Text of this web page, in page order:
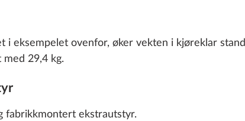
eksempelet ovenfor, øker vekten i kjøreklar stand
29,4 kg.
fabrikkmontert ekstrautstyr.